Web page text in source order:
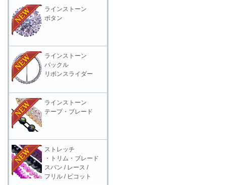
ラインストーン
ボタン
ラインストーン
バックル
リボンスライダー
ラインストーン
テープ・ブレード
ストレッチ
・トリム・ブレード
スパン / レース /
フリル / ピコット